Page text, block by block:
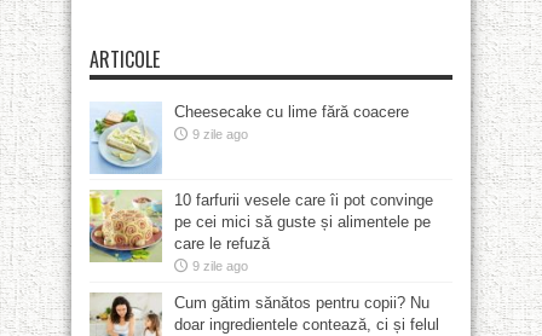
ARTICOLE
Cheesecake cu lime fără coacere
9 zile ago
10 farfurii vesele care îi pot convinge
pe cei mici să guste și alimentele pe
care le refuză
9 zile ago
Cum gătim sănătos pentru copii? Nu
doar ingredientele contează, ci și felul